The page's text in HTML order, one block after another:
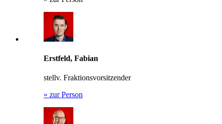
Erstfeld, Fabian
stellv. Fraktionsvorsitzender
» zur Person